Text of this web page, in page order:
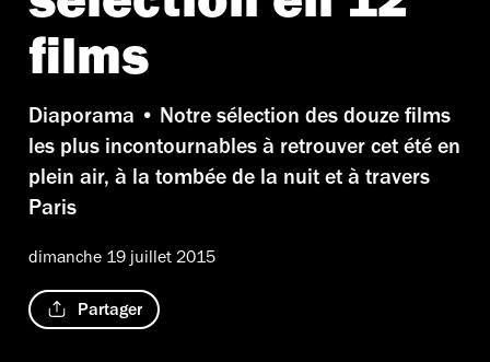
films
Diaporama • Notre sélection des douze films
les plus incontournables à retrouver cet été en
plein air, à la tombée de la nuit et à travers
Paris
dimanche 19 juillet 2015
Partager